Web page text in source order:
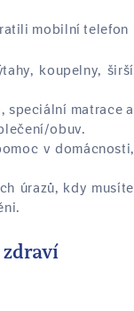
mobilní telefon
koupelny, širší
speciální matrace a
obuv.
v domácnosti,
úrazů, kdy musíte